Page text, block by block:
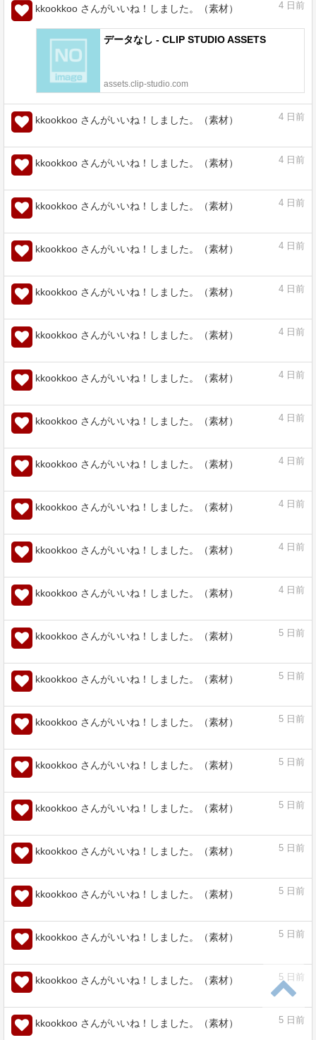
kkookkoo さんがいいね！しました。（素材） 4 日前
データなし - CLIP STUDIO ASSETS
assets.clip-studio.com
kkookkoo さんがいいね！しました。（素材） 4 日前
りみなるぐらでん - CLIP STUDIO ASSETS
kkookkoo さんがいいね！しました。（素材）
kkookkoo さんがいいね！しました。（素材）
ラグなしチュートリアルセット - CLIP
assets.clip-studio.com
4 日前
ななめGペン - CLIP STUDIO ASSETS
assets.clip-studio.com
kkookkoo さんがいいね！しました。（素材） 4 日前
kkookkoo さんがいいね！しました。（素材） 4 日前
kkookkoo さんがいいね！しました。（素材） 4 日前
kkookkoo さんがいいね！しました。（素材） 4 日前
kkookkoo さんがいいね！しました。（素材） 4 日前
kkookkoo さんがいいね！しました。（素材） 4 日前
kkookkoo さんがいいね！しました。（素材） 4 日前
kkookkoo さんがいいね！しました。（素材） 5 日前
kkookkoo さんがいいね！しました。（素材） 5 日前